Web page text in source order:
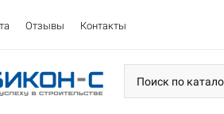
Отзывы Контакты